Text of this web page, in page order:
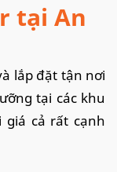
tại An
lắp đặt tận nơi
tại các khu
giá cả rất cạnh